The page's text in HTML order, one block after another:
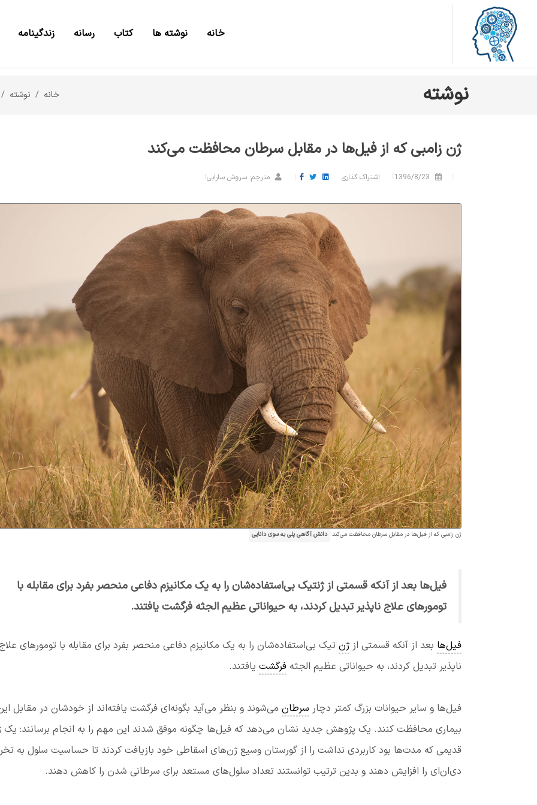
خانه نوشته ها کتاب رسانه زندگینامه
نوشته خانه نوشته
ژن زامبی که از فیل‌ها در مقابل سرطان محافظت می‌کند
اشتراک گذاری مترجم: سروش سارابی
ژن زامبی که از فیل‌ها در مقابل سرطان محافظت می‌کند دانش آگاهی پلی به سوی دانایی
فیل‌ها بعد از آنکه قسمتی از ژنتیک بی‌استفاده‌شان را به یک مکانیزم دفاعی منحصر بفرد برای مقابله با
تومورهای علاج ناپذیر تبدیل کردند، به حیواناتی عظیم الجثه فرگشت یافتند.
فیل‌ها بعد از آنکه قسمتی از ژن تیک بی‌استفاده‌شان را به یک مکانیزم دفاعی منحصر بفرد برای مقابله با تومورهای
ناپذیر تبدیل کردند، به حیواناتی عظیم الجثه فرگشت یافتند.
فیل‌ها و سایر حیوانات بزرگ کمتر دچار سرطان می‌شوند و بنظر می‌آید بگونه‌ای فرگشت یافته‌اند از خودشان در مقابل
بیماری محافظت کنند. یک پژوهش جدید نشان می‌دهد که فیل‌ها چگونه موفق شدند این مهم را به انجام برسانند: یک
قدیمی که مدت‌ها بود کاربردی نداشت را از گورستان وسیع ژن‌های اسقاطی خود بازیافت کردند تا حساسیت سلول به
دی‌ان‌ای را افزایش دهند و بدین ترتیب توانستند تعداد سلول‌های مستعد برای سرطانی شدن را کاهش دهند.